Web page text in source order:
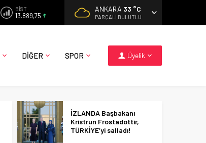
BİST
13.889,75
ANKARA 33 °C
PARÇALI BULUTLU
DİĞER SPOR Üyelik
İZLANDA Başbakanı
Kristrun Frostadottir,
TÜRKİYE’yi salladı!